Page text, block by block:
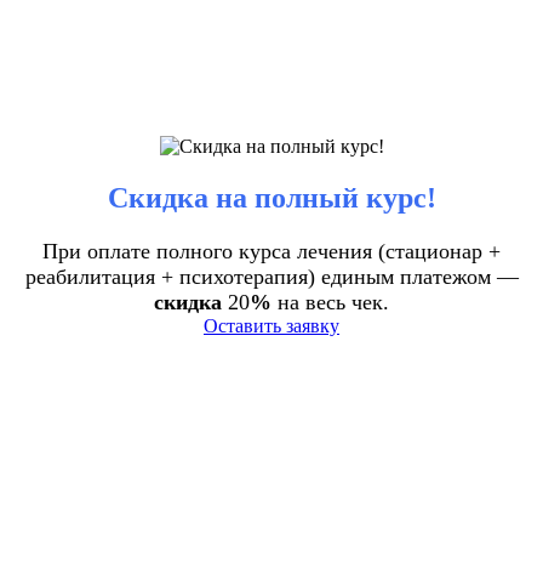
Скидка на полный курс!
При оплате полного курса лечения (стационар +
реабилитация + психотерапия) единым платежом —
скидка 20% на весь чек.
Оставить заявку